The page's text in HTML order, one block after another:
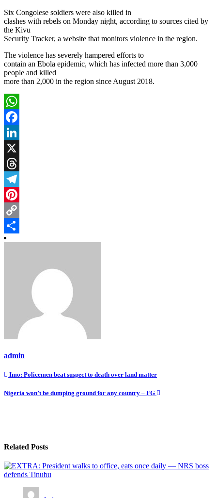
Six Congolese soldiers were also killed in
clashes with rebels on Monday night, according to sources cited by
the Kivu
Security Tracker, a website that monitors violence in the region.
The violence has severely hampered efforts to
contain an Ebola epidemic, which has infected more than 3,000
people and killed
more than 2,000 in the region since August 2018.
WhatsApp
Facebook
LinkedIn
X
Threads
Telegram
Pinterest
Copy
Link
Share
admin
Post
navigation
Imo: Policemen beat suspect to death over land matter
Nigeria won’t be dumping ground for any country – FG
Related Posts